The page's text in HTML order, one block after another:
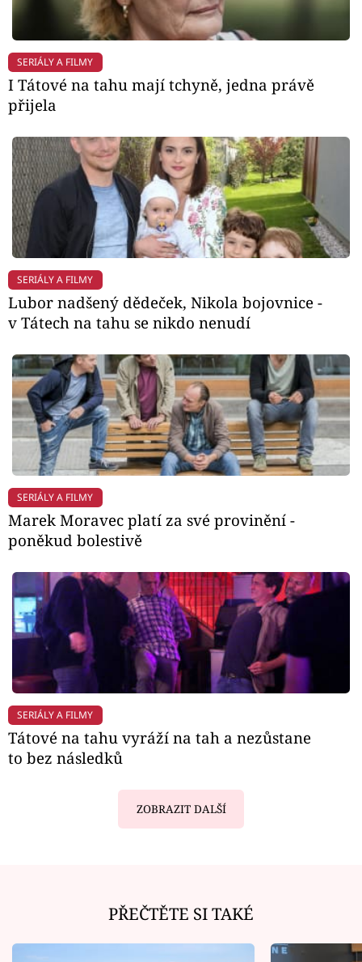
SERIÁLY A FILMY
I Tátové na tahu mají tchyně, jedna právě
přijela
SERIÁLY A FILMY
Lubor nadšený dědeček, Nikola bojovnice -
v Tátech na tahu se nikdo nenudí
SERIÁLY A FILMY
Marek Moravec platí za své provinění -
poněkud bolestivě
SERIÁLY A FILMY
Tátové na tahu vyráží na tah a nezůstane
to bez následků
ZOBRAZIT DALŠÍ
PŘEČTĚTE SI TAKÉ